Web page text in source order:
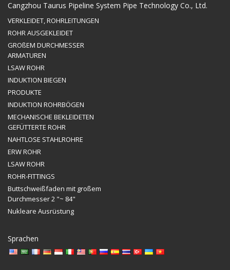
Cangzhou Taurus Pipeline System Pipe Technology Co., Ltd.
VERKLEIDET, ROHRLEITUNGEN
ROHR AUSGEKLEIDET
GROßEM DURCHMESSER
ARMATUREN
LSAW ROHR
INDUKTION BIEGEN
PRODUKTE
INDUKTION ROHRBÖGEN
MECHANISCHE BEKLEIDETEN
GEFÜTTERTE ROHR
NAHTLOSE STAHLROHRE
ERW ROHR
LSAW ROHR
ROHR-FITTINGS
Buttschweißfaden mit großem
Durchmesser 2 "~ 84"
Nukleare Ausrüstung
Sprachen